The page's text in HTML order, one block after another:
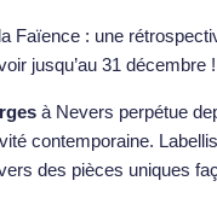
Faïence : une
jusqu’au 31 décembre !
à Nevers perpétue
contemporaine.
des pièces uniques